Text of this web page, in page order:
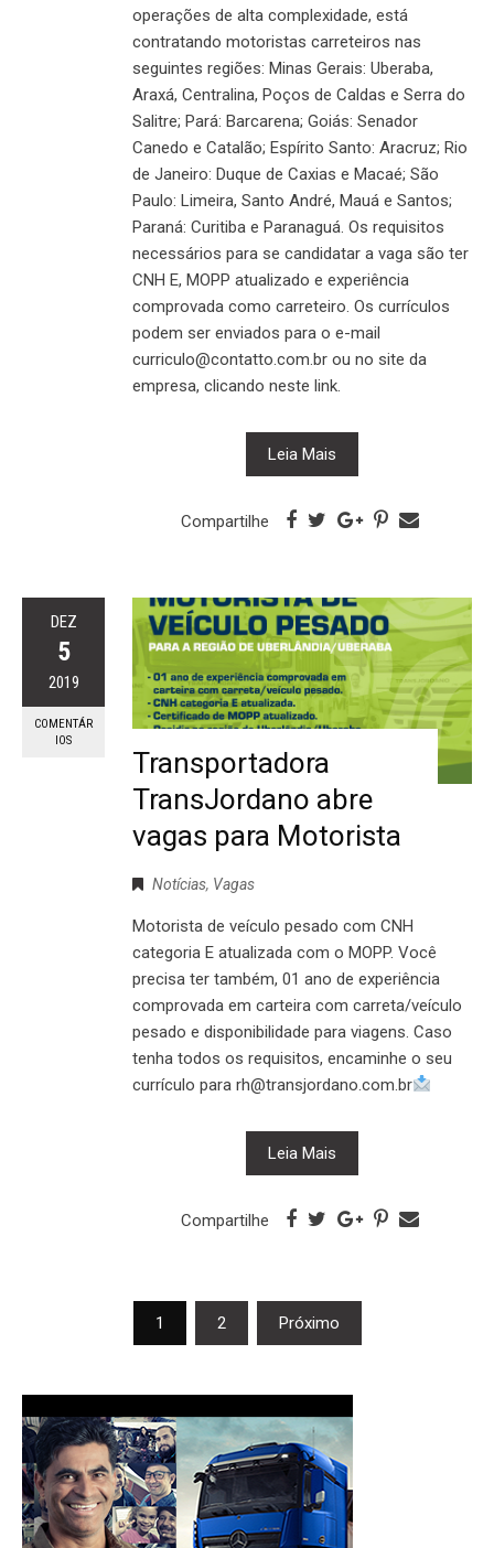
operações de alta complexidade, está
contratando motoristas carreteiros nas
seguintes regiões: Minas Gerais: Uberaba,
Araxá, Centralina, Poços de Caldas e Serra do
Salitre; Pará: Barcarena; Goiás: Senador
Canedo e Catalão; Espírito Santo: Aracruz; Rio
de Janeiro: Duque de Caxias e Macaé; São
Paulo: Limeira, Santo André, Mauá e Santos;
Paraná: Curitiba e Paranaguá. Os requisitos
necessários para se candidatar a vaga são ter
CNH E, MOPP atualizado e experiência
comprovada como carreteiro. Os currículos
podem ser enviados para o e-mail
curriculo@contatto.com.br ou no site da
empresa, clicando neste link.
Leia Mais
Compartilhe
DEZ
5
2019
COMENTÁR
IOS
Transportadora
TransJordano abre
vagas para Motorista
Notícias, Vagas
Motorista de veículo pesado com CNH
categoria E atualizada com o MOPP. Você
precisa ter também, 01 ano de experiência
comprovada em carteira com carreta/veículo
pesado e disponibilidade para viagens. Caso
tenha todos os requisitos, encaminhe o seu
currículo para rh@transjordano.com.br
Leia Mais
Compartilhe
Navegação1 2 Próximo